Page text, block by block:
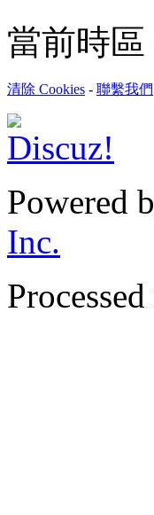
當前時區
清除 Cookies - 聯繫我們
Powered
Inc.